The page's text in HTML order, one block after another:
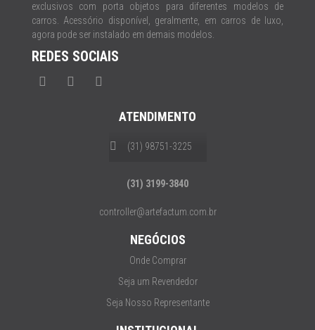
exclusivos com porta objetos para diferentes modelos de
carros. Acessório disponível, geralmente, em carros de luxo,
agora pode ser instalado em demais modelos.
REDES SOCIAIS
ATENDIMENTO
(31) 98751-3225
(31) 3199-3840
controller@artefactum.com.br
NEGÓCIOS
Onde Comprar
Seja um Revendedor
Seja Nosso Representante